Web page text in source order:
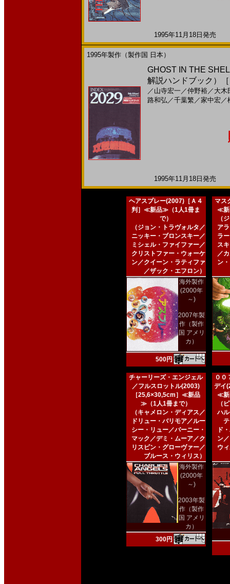
1995年11月18日発売
1995年製作（製作国 日本）
GHOST IN THE
解説ハンドブック）
／ 山寺宏一 ／仲野裕／ 大木
路和弘 ／千葉繁 ／家中宏／
1995年11月18日発売
ヘアスプレー(2007)［Ａ４
判］≪新品≫（1人1冊ま
で）
（ジョン・トラヴォルタ／
ニッキー・ブロンスキー／
ミシェル・ファイファー／
クリストファー・ウォーケ
ン／クイーン・ラティファ
／ザック・エフロン）
海外製作
(2000年
～)
2007年製
作（製作
国 アメリ
カ）
500円
マス
≪新
（
ア
ラ
ス
／
ン
チャーリーズ・エンジェル
／フルスロットル(2003)
［25,6×30,5cm］≪新品
≫（1人1冊まで）
（キャメロン・ディアス／
ドリュー・バリモア／ルー
シー・リュー／バーニー・
マック／デミ・ムーア／ク
リスピン・グローヴァー／
ブルース・ウィリス）
海外製作
(2000年
～)
2003年製
作（製作
国 アメリ
カ）
300円
００
デイ
≪新
（
ハ
ド
ン
ウ